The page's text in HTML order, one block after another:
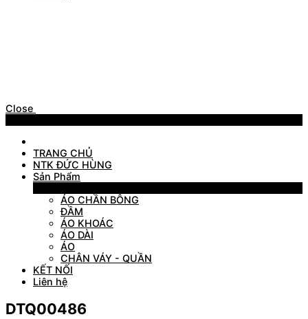
Close
TRANG CHỦ
NTK ĐỨC HÙNG
Sản Phẩm
ÁO CHẦN BÔNG
ĐẦM
ÁO KHOÁC
ÁO DÀI
ÁO
CHÂN VÁY - QUẦN
KẾT NỐI
Liên hệ
DTQ00486